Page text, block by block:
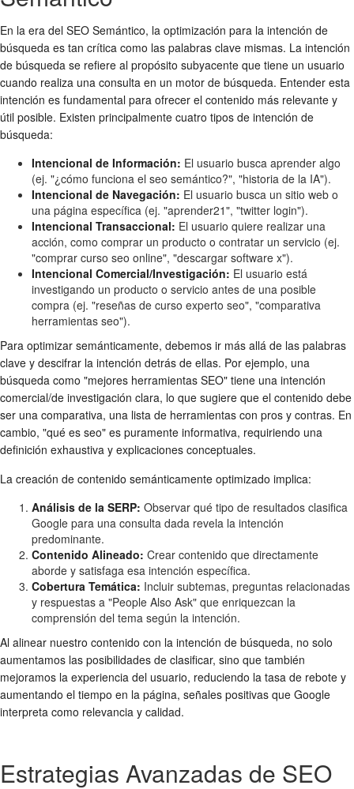
En la era del SEO Semántico, la optimización para la intención de
búsqueda es tan crítica como las palabras clave mismas. La intención
de búsqueda se refiere al propósito subyacente que tiene un usuario
cuando realiza una consulta en un motor de búsqueda. Entender esta
intención es fundamental para ofrecer el contenido más relevante y
útil posible. Existen principalmente cuatro tipos de intención de
búsqueda:
Intencional de Información: El usuario busca aprender algo
(ej. "¿cómo funciona el seo semántico?", "historia de la IA").
Intencional de Navegación: El usuario busca un sitio web o
una página específica (ej. "aprender21", "twitter login").
Intencional Transaccional: El usuario quiere realizar una
acción, como comprar un producto o contratar un servicio (ej.
"comprar curso seo online", "descargar software x").
Intencional Comercial/Investigación: El usuario está
investigando un producto o servicio antes de una posible
compra (ej. "reseñas de curso experto seo", "comparativa
herramientas seo").
Para optimizar semánticamente, debemos ir más allá de las palabras
clave y descifrar la intención detrás de ellas. Por ejemplo, una
búsqueda como "mejores herramientas SEO" tiene una intención
comercial/de investigación clara, lo que sugiere que el contenido debe
ser una comparativa, una lista de herramientas con pros y contras. En
cambio, "qué es seo" es puramente informativa, requiriendo una
definición exhaustiva y explicaciones conceptuales.
La creación de contenido semánticamente optimizado implica:
Análisis de la SERP: Observar qué tipo de resultados clasifica
Google para una consulta dada revela la intención
predominante.
Contenido Alineado: Crear contenido que directamente
aborde y satisfaga esa intención específica.
Cobertura Temática: Incluir subtemas, preguntas relacionadas
y respuestas a "People Also Ask" que enriquezcan la
comprensión del tema según la intención.
Al alinear nuestro contenido con la intención de búsqueda, no solo
aumentamos las posibilidades de clasificar, sino que también
mejoramos la experiencia del usuario, reduciendo la tasa de rebote y
aumentando el tiempo en la página, señales positivas que Google
interpreta como relevancia y calidad.
Estrategias Avanzadas de SEO